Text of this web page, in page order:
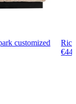
customized
€